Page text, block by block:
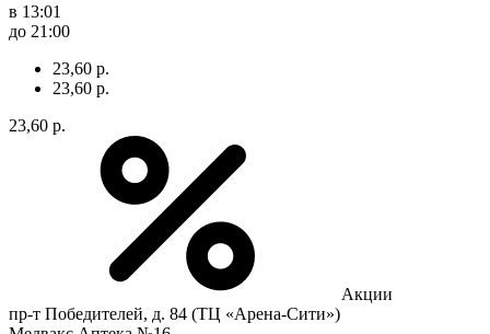
в 13:01
до 21:00
23,60 р.
23,60 р.
23,60 р.
Акции
пр-т Победителей, д. 84 (ТЦ «Арена-Сити»)